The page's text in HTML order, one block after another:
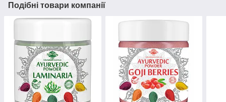
Подібні товари компанії